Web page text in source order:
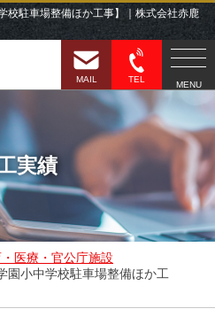
校駐車場整備ほか工事】｜株式会社赤鹿
MENU
TEL
MAIL
実績
医療・官公庁施設
園小中学校駐車場整備ほか工